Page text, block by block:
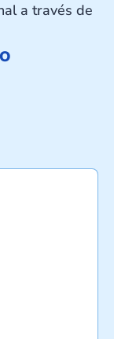
a través de